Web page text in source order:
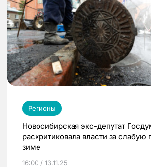
Регионы
Новосибирская экс-депутат
раскритиковала власти за слабую
зиме
16:00 / 13.11.25